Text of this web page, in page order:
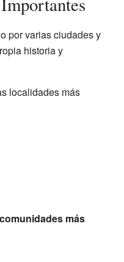
por varias ciudades y
historia y
localidades más
más